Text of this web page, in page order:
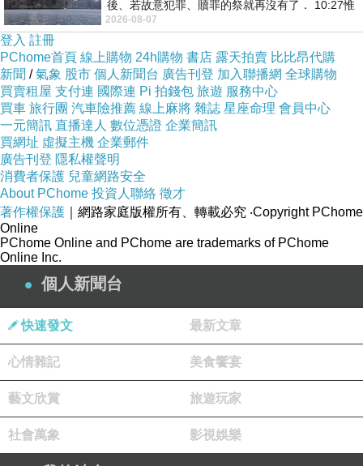
後、若故意犯罪、贖罪的祭就再沒有了． 10:27惟
有戰懼等候審判和那燒滅眾敵人的烈火
2026-08-07
登入 註冊
PChome首頁 線上購物 24h購物 書店 露天拍賣 比比昂代購
新聞 /氣象 股市 個人新聞台 廣告刊登 加入聯播網 全球購物
買賣租屋 支付連 國際連 Pi 拍錢包 旅遊 服務中心
買車 旅行團 汽車險推薦 線上麻將 雜誌 星座命理 會員中心
一元簡訊 直播達人 數位憑證 企業簡訊
買網址 虛擬主機 企業郵件
廣告刊登 隱私權聲明
消費者保護 兒童網路安全
About PChome 投資人聯絡 徵才
著作權保護 ｜網路家庭版權所有、轉載必究 ‧Copyright PChome
Online
PChome Online and PChome are trademarks of PChome
Online Inc.
個人新聞台
快速發文 最新文章
心情雜記 美食饗宴
藝文欣賞 旅遊玩家
社會萬象 影視娛樂